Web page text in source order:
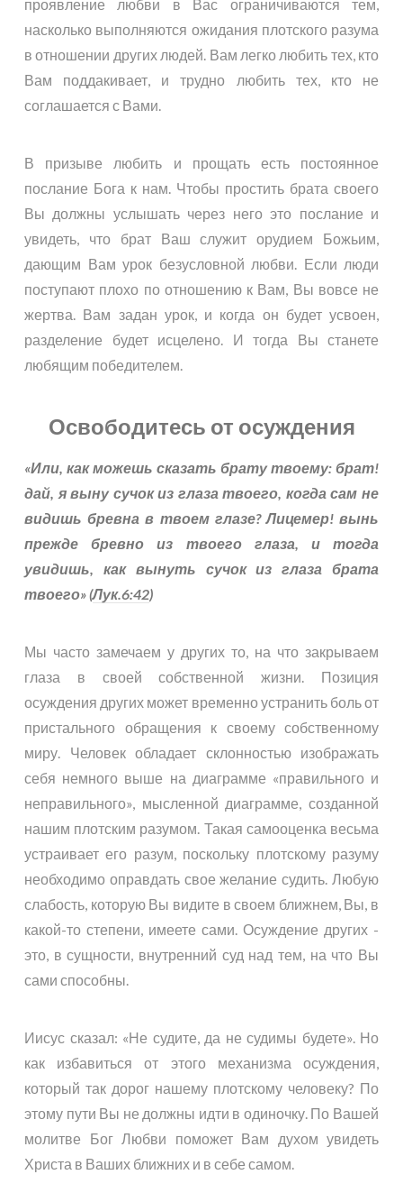
проявление любви в Вас ограничиваются тем,
насколько выполняются ожидания плотского разума
в отношении других людей. Вам легко любить тех, кто
Вам поддакивает, и трудно любить тех, кто не
соглашается с Вами.
В призыве любить и прощать есть постоянное
послание Бога к нам. Чтобы простить брата своего
Вы должны услышать через него это послание и
увидеть, что брат Ваш служит орудием Божьим,
дающим Вам урок безусловной любви. Если люди
поступают плохо по отношению к Вам, Вы вовсе не
жертва. Вам задан урок, и когда он будет усвоен,
разделение будет исцелено. И тогда Вы станете
любящим победителем.
Освободитесь от осуждения
«Или, как можешь сказать брату твоему: брат!
дай, я выну сучок из глаза твоего, когда сам не
видишь бревна в твоем глазе? Лицемер! вынь
прежде бревно из твоего глаза, и тогда
увидишь, как вынуть сучок из глаза брата
твоего» (Лук.6:42)
Мы часто замечаем у других то, на что закрываем
глаза в своей собственной жизни. Позиция
осуждения других может временно устранить боль от
пристального обращения к своему собственному
миру. Человек обладает склонностью изображать
себя немного выше на диаграмме «правильного и
неправильного», мысленной диаграмме, созданной
нашим плотским разумом. Такая самооценка весьма
устраивает его разум, поскольку плотскому разуму
необходимо оправдать свое желание судить. Любую
слабость, которую Вы видите в своем ближнем, Вы, в
какой-то степени, имеете сами. Осуждение других -
это, в сущности, внутренний суд над тем, на что Вы
сами способны.
Иисус сказал: «Не судите, да не судимы будете». Но
как избавиться от этого механизма осуждения,
который так дорог нашему плотскому человеку? По
этому пути Вы не должны идти в одиночку. По Вашей
молитве Бог Любви поможет Вам духом увидеть
Христа в Ваших ближних и в себе самом.